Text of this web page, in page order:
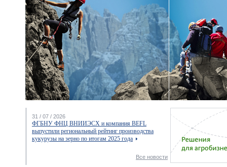
31 / 07 / 2026
ФГБНУ ФНЦ ВНИИЭСХ и компания BEFL
выпустили региональный рейтинг производства
кукурузы на зерно по итогам 2025 года
Все новости